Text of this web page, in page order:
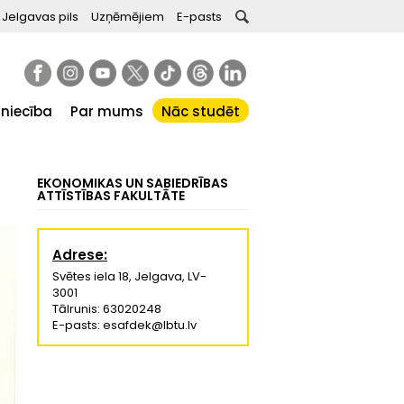
Jelgavas pils Uzņēmējiem E-pasts
Par mums Nāc studēt
EKONOMIKAS UN SABIEDRĪBAS
ATTĪSTĪBAS FAKULTĀTE
Adrese:
Svētes iela 18, Jelgava, LV-
3001
Tālrunis: 63020248
E-pasts: esafdek@lbtu.lv